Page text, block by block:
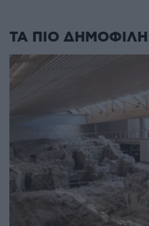
ΤΑ ΠΙΟ ΔΗΜΟΦΙΛΗ